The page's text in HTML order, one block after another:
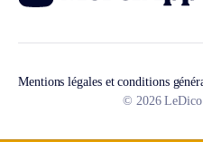
Mentions légales et conditions
© 2026 LeDico